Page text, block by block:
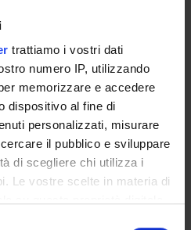
trattiamo i vostri dati
numero IP, utilizzando
memorizzare e accedere
dispositivo al fine di
personalizzati, misurare
il pubblico e sviluppare
di scegliere chi utilizza i
Le vostre scelte in materia di
e GIURIDICO.
PER L'AMMISSIONE :
solo al superamento del